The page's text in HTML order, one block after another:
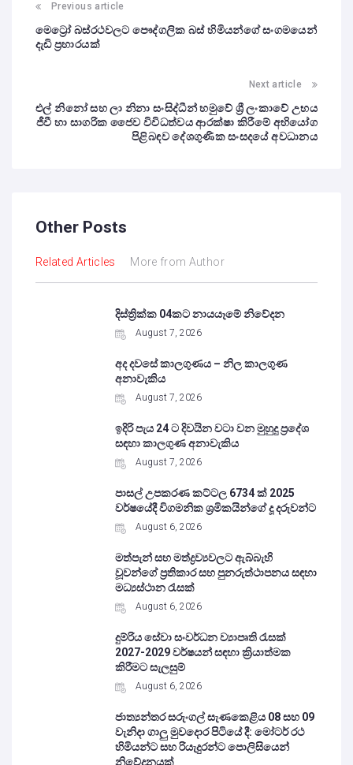
Previous article
මෙට්‍රෝ බස්රථවලට පෞද්ගලික බස් හිමියන්ගේ සංගමයෙන්
දැඩි ප්‍රහාරයක්
Next article
එල් නිනෝ සහ ලා නිනා සංසිද්ධීන් හමුවේ ශ්‍රී ලංකාවේ උභය
ජීවී හා සාගරික ජෛව විවිධත්වය ආරක්ෂා කිරීමේ අභියෝග
පිළිබඳව දේශගුණික සංසදයේ අවධානය
Other Posts
Related Articles More from Author
දිස්ත්‍රික්ක 04කට නායයෑමේ නිවේදන
August 7, 2026
අද දවසේ කාලගුණය – නිල කාලගුණ
අනාවැකිය
August 7, 2026
ඉදිරි පැය 24 ට දිවයින වටා වන මුහුදු ප්‍රදේශ
සඳහා කාලගුණ අනාවැකිය
August 7, 2026
පාසල් උපකරණ කට්ටල 6734 ක් 2025
වර්ෂයේදී විගමනික ශ්‍රමිකයින්ගේ දූ දරුවන්ට
August 6, 2026
මත්පැන් සහ මත්ද්‍රව්‍යවලට ඇබ්බැහි
වූවන්ගේ ප්‍රතිකාර සහ පුනරුත්ථාපනය සඳහා
මධ්‍යස්ථාන රැසක්
August 6, 2026
දුම්රිය සේවා සංවර්ධන ව්‍යාපෘති රැසක්
2027-2029 වර්ෂයන් සඳහා ක්‍රියාත්මක
කිරීමට සැලසුම්
August 6, 2026
ජාත්‍යන්තර සරුංගල් සැණකෙළිය 08 සහ 09
වැනිදා ගාලු මුවදොර පිටියේ දී: මෝටර් රථ
හිමියන්ට සහ රියැදුරන්ට පොලිසියෙන්
නිවේදනයක්